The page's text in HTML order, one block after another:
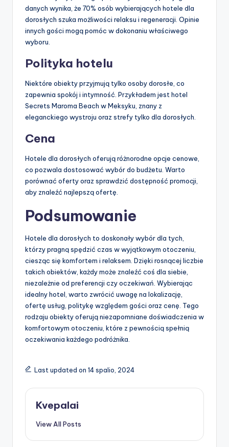
danych wynika, że 70% osób wybierających hotele dla
dorosłych szuka możliwości relaksu i regeneracji. Opinie
innych gości mogą pomóc w dokonaniu właściwego
wyboru.
Polityka hotelu
Niektóre obiekty przyjmują tylko osoby dorosłe, co
zapewnia spokój i intymność. Przykładem jest hotel
Secrets Maroma Beach w Meksyku, znany z
eleganckiego wystroju oraz strefy tylko dla dorosłych.
Cena
Hotele dla dorosłych oferują różnorodne opcje cenowe,
co pozwala dostosować wybór do budżetu. Warto
porównać oferty oraz sprawdzić dostępność promocji,
aby znaleźć najlepszą ofertę.
Podsumowanie
Hotele dla dorosłych to doskonały wybór dla tych,
którzy pragną spędzić czas w wyjątkowym otoczeniu,
ciesząc się komfortem i relaksem. Dzięki rosnącej liczbie
takich obiektów, każdy może znaleźć coś dla siebie,
niezależnie od preferencji czy oczekiwań. Wybierając
idealny hotel, warto zwrócić uwagę na lokalizację,
ofertę usług, politykę względem gości oraz cenę. Tego
rodzaju obiekty oferują niezapomniane doświadczenia w
komfortowym otoczeniu, które z pewnością spełnią
oczekiwania każdego podróżnika.
Last updated on 14 spalio, 2024
Kvepalai
View All Posts